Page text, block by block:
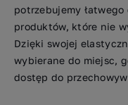
potrzebujemy
produktów, które nie
Dzięki swojej
wybierane do miejsc,
dostęp do